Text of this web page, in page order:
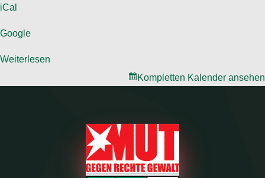
iCal
Google
Weiterlesen
Kompletten Kalender ansehen